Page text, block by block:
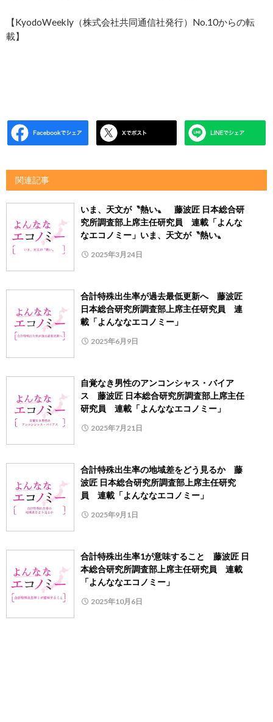
【KyodoWeekly（株式会社共同通信社発行）No.10からの転
載】
関連記事
いま、天文が〝熱い〟 藤波匠 日本総合研
究所調査部上席主任研究員 連載「よんな
なエコノミー」いま、天文が〝熱い〟
2025年3月24日
合計特殊出生率が過去最低更新へ 藤波匠
日本総合研究所調査部上席主任研究員 連
載「よんななエコノミー」
2025年6月9日
自覚なき男性のアンコンシャス・バイア
ス 藤波匠 日本総合研究所調査部上席主任
研究員 連載「よんななエコノミー」
2025年7月21日
合計特殊出生率の地域差をどう見るか 藤
波匠 日本総合研究所調査部上席主任研究
員 連載「よんななエコノミー」
2025年9月1日
合計特殊出生率1が意味すること 藤波匠 日
本総合研究所調査部上席主任研究員 連載
「よんななエコノミー」
2025年10月6日